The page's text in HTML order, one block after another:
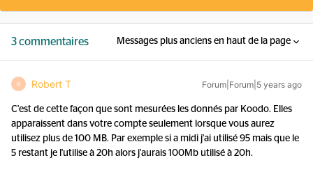
3 commentaires Messages plus anciens en haut de la page
R Robert T Forum|Forum|5 years ago
C'est de cette façon que sont mesurées les donnés par Koodo. Elles
apparaissent dans votre compte seulement lorsque vous aurez
utilisez plus de 100 MB. Par exemple si a midi j'ai utilisé 95 mais que le
5 restant je l'utilise à 20h alors j'aurais 100Mb utilisé à 20h.